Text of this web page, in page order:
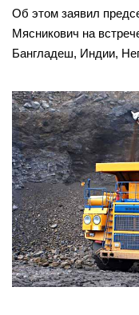
Об этом заявил
Мясникович на
Бангладеш, Индии,